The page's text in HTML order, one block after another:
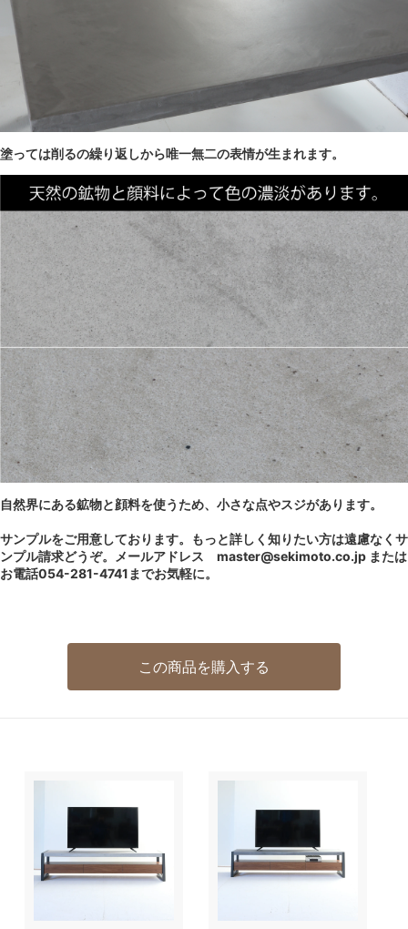
塗っては削るの繰り返しから唯一無二の表情が生まれます。
自然界にある鉱物と顔料を使うため、小さな点やスジがあります。
サンプルをご用意しております。もっと詳しく知りたい方は遠慮なくサ
ンプル請求どうぞ。メールアドレス master@sekimoto.co.jp または
お電話054-281-4741までお気軽に。
この商品を購入する